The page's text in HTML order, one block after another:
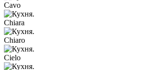
Cavo
Chiara
Chiaro
Cielo